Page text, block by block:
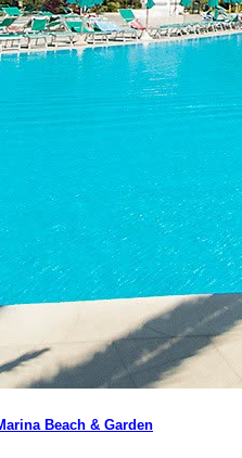
Beach & Garden